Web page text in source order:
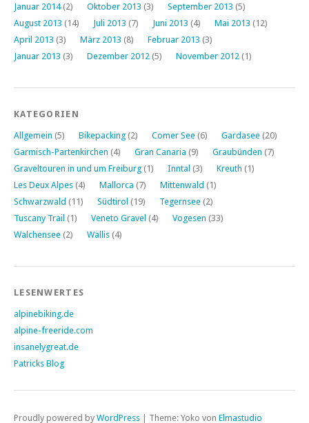
Januar 2014(2) Oktober 2013 (3) September 2013 (5)
August 2013 (14) Juli 2013 (7) Juni 2013 (4) Mai 2013 (12)
April 2013 (3) März 2013 (8) Februar 2013 (3)
Januar 2013 (3) Dezember 2012 (5) November 2012 (1)
KATEGORIEN
Allgemein (5) Bikepacking (2) Comer See (6) Gardasee (20)
Garmisch-Partenkirchen (4) Gran Canaria (9) Graubünden (7)
Graveltouren in und um Freiburg (1) Inntal (3) Kreuth (1)
Les Deux Alpes (4) Mallorca (7) Mittenwald (1)
Schwarzwald (11) Südtirol (19) Tegernsee (2)
Tuscany Trail (1) Veneto Gravel (4) Vogesen (33)
Walchensee (2) Wallis (4)
LESENWERTES
alpinebiking.de
alpine-freeride.com
insanelygreat.de
Patricks Blog
Proudly powered by WordPress Theme: Yoko von Elmastudio